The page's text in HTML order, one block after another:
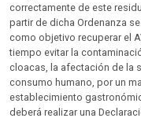
correctamente de este
partir de dicha Ordenanza
como objetivo recuperar el
tiempo evitar la
cloacas, la afectación de la
consumo humano, por un
establecimiento
deberá realizar una